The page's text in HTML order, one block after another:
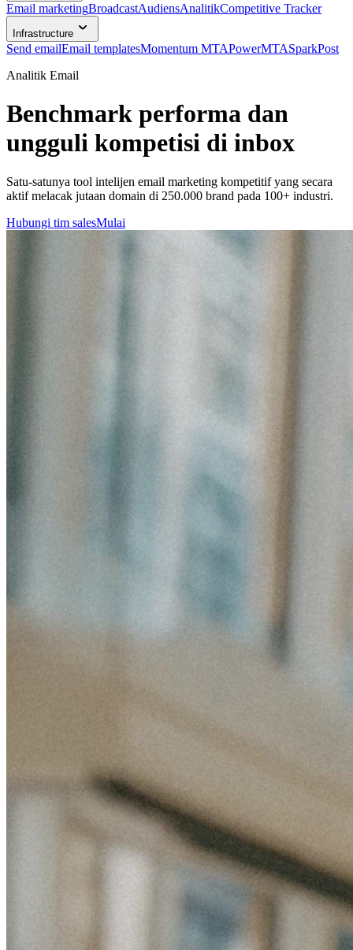
Email marketingBroadcastAudiensAnalitikCompetitive Tracker
Infrastructure
Send emailEmail templatesMomentum MTAPowerMTASparkPost
Analitik Email
Benchmark performa dan
ungguli kompetisi di inbox
Satu-satunya tool intelijen email marketing kompetitif yang secara
aktif melacak jutaan domain di 250.000 brand pada 100+ industri.
Hubungi tim salesMulai